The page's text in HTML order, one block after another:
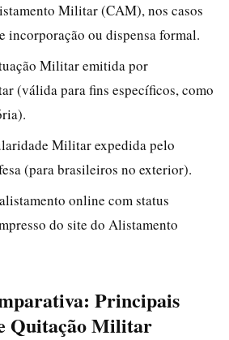
Militar (CAM), nos casos
incorporação ou dispensa formal.
Militar emitida por
(válida para fins específicos, como
Militar expedida pelo
(para brasileiros no exterior).
online com status
do site do Alistamento
Principais
Quitação Militar